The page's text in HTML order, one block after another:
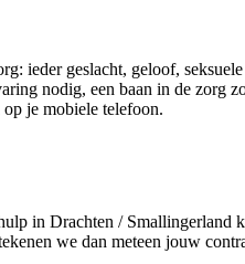
ieder geslacht, geloof,
nodig, een baan in de zorg
je mobiele telefoon.
in Drachten / Smallingerland
we dan meteen jouw